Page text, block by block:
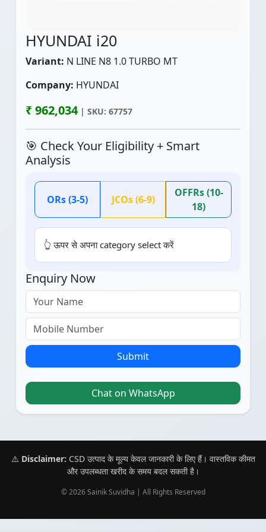
HYUNDAI i20
Variant: N LINE N8 1.0 TURBO MT
Company: HYUNDAI
₹ 962,034| SKU: 67757
🎯 Check Your Eligibility + Smart
Analysis
ORs (3-5) JCOs (6-9)
OFFRs (10-
18)
👆 ऊपर से अपना category select करें
Enquiry Now
Submit
Chat on WhatsApp
⚠️ Disclaimer: CSD उत्पाद के मूल्य केवल जानकारी के लिए हैं। वास्तविक कीमत
और उपलब्धता खरीद के समय बदल सकती है।
© 2026 Sainik Suvidha | All Rights Reserved